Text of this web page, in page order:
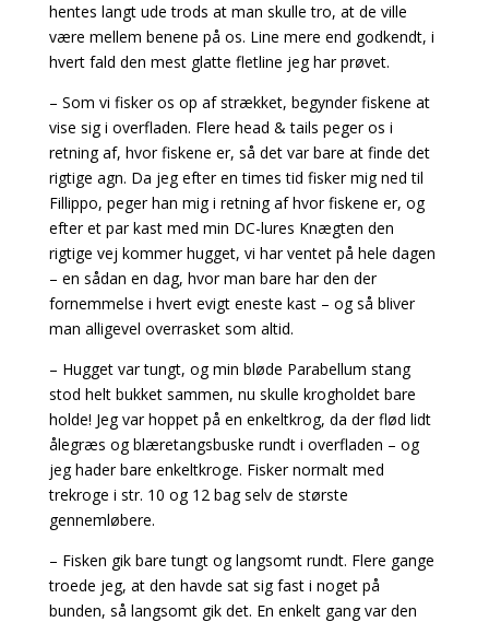
hentes langt ude trods at man skulle tro, at de ville
være mellem benene på os. Line mere end godkendt, i
hvert fald den mest glatte fletline jeg har prøvet.
– Som vi fisker os op af strækket, begynder fiskene at
vise sig i overfladen. Flere head & tails peger os i
retning af, hvor fiskene er, så det var bare at finde det
rigtige agn. Da jeg efter en times tid fisker mig ned til
Fillippo, peger han mig i retning af hvor fiskene er, og
efter et par kast med min DC-lures Knægten den
rigtige vej kommer hugget, vi har ventet på hele dagen
– en sådan en dag, hvor man bare har den der
fornemmelse i hvert evigt eneste kast – og så bliver
man alligevel overrasket som altid.
– Hugget var tungt, og min bløde Parabellum stang
stod helt bukket sammen, nu skulle krogholdet bare
holde! Jeg var hoppet på en enkeltkrog, da der flød lidt
ålegræs og blæretangsbuske rundt i overfladen – og
jeg hader bare enkeltkroge. Fisker normalt med
trekroge i str. 10 og 12 bag selv de største
gennemløbere.
– Fisken gik bare tungt og langsomt rundt. Flere gange
troede jeg, at den havde sat sig fast i noget på
bunden, så langsomt gik det. En enkelt gang var den